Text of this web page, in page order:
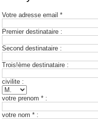
Votre adresse email *
Premier destinataire :
Second destinataire :
Trois!ème destinataire :
civilite :
votre prenom * :
votre nom * :